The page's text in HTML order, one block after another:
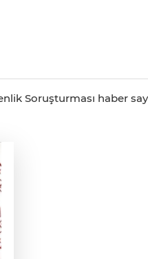
Soruşturması haber